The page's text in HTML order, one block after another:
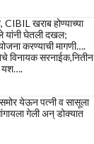
CIBIL खराब होण्याच्या
यांनी घेतली दखल;
करण्याची मागणी….
विनायक सरनाईक,नितीन
यश….
येऊन पत्नी व सासूला
गेली अन् डोक्यात